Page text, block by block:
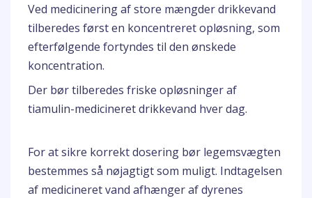
Ved medicinering af store mængder drikkevand
tilberedes først en koncentreret opløsning, som
efterfølgende fortyndes til den ønskede
koncentration.
Der bør tilberedes friske opløsninger af
tiamulin-medicineret drikkevand hver dag.
For at sikre korrekt dosering bør legemsvægten
bestemmes så nøjagtigt som muligt. Indtagelsen
af medicineret vand afhænger af dyrenes